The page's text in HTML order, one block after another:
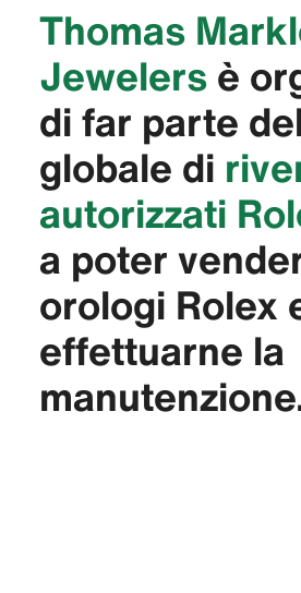
‭Thomas
Jewelers‬è
di far parte
globale di
autorizzati
a poter
orologi Rolex
effettuarne la